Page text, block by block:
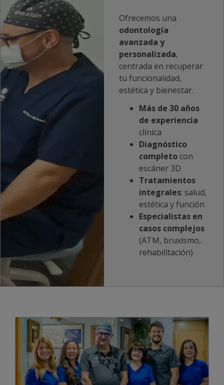
Ofrecemos una
odontología
avanzada y
personalizada,
centrada en recuperar
tu funcionalidad,
estética y bienestar.
Más de 30 años
de experiencia
clínica​
Diagnóstico
completocon
escáner 3D
Tratamientos
integrales: salud,
estética y función
Especialistas en
casos complejos
(ATM, bruxismo,
rehabilitación)